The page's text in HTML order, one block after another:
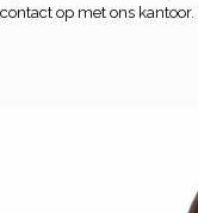
contact op met ons kantoor.